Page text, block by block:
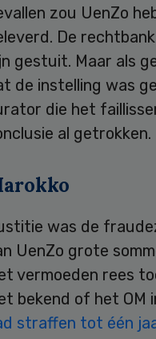
zou UenZo
De
gestuit. Maar als
de instelling was
die het
al getrokken.
was de
UenZo grote
vermoeden rees
bekend of het OM
straffen tot één